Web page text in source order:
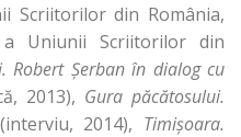
Scriitorilor din România,
Uniunii Scriitorilor din
Robert Şerban în dialog cu
2013), Gura păcătosului.
(interviu, 2014), Timișoara.